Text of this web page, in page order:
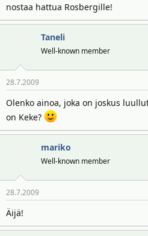
nostaa hattua Rosbergille!
Taneli
Well-known member
28.7.2009
Olenko ainoa, joka on joskus
on Keke?
mariko
Well-known member
28.7.2009
Äijä!